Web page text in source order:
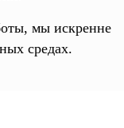
мы искренне
средах.